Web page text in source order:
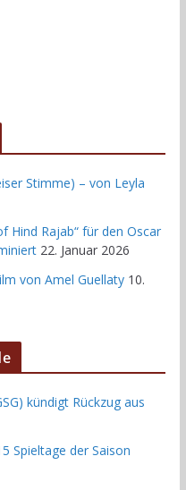
Stimme) – von Leyla
Hind Rajab“ für den Oscar
22. Januar 2026
von Amel Guellaty 10.
kündigt Rückzug aus
Spieltage der Saison